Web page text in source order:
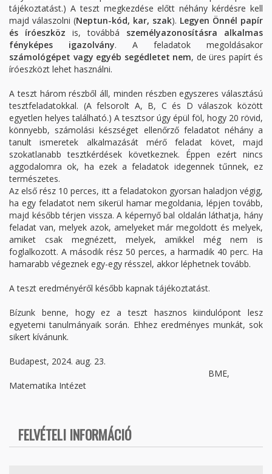
tájékoztatást.) A teszt megkezdése előtt néhány kérdésre kell
majd válaszolni (Neptun-kód, kar, szak). Legyen Önnél papír
és íróeszköz is, továbbá személyazonosításra alkalmas
fényképes igazolvány. A feladatok megoldásakor
számológépet vagy egyéb segédletet nem, de üres papírt és
íróeszközt lehet használni.
A teszt három részből áll, minden részben egyszeres választású
tesztfeladatokkal. (A felsorolt A, B, C és D válaszok között
egyetlen helyes található.) A tesztsor úgy épül föl, hogy 20 rövid,
könnyebb, számolási készséget ellenőrző feladatot néhány a
tanult ismeretek alkalmazását mérő feladat követ, majd
szokatlanabb tesztkérdések következnek. Éppen ezért nincs
aggodalomra ok, ha ezek a feladatok idegennek tűnnek, ez
természetes.
Az első rész 10 perces, itt a feladatokon gyorsan haladjon végig,
ha egy feladatot nem sikerül hamar megoldania, lépjen tovább,
majd később térjen vissza. A képernyő bal oldalán láthatja, hány
feladat van, melyek azok, amelyeket már megoldott és melyek,
amiket csak megnézett, melyek, amikkel még nem is
foglalkozott. A második rész 50 perces, a harmadik 40 perc. Ha
hamarabb végeznek egy-egy résszel, akkor léphetnek tovább.
A teszt eredményéről később kapnak tájékoztatást.
Bízunk benne, hogy ez a teszt hasznos kiindulópont lesz
egyetemi tanulmányaik során. Ehhez eredményes munkát, sok
sikert kívánunk.
Budapest, 2024. aug. 23.
BME,
Matematika Intézet
FELVÉTELI INFORMÁCIÓ